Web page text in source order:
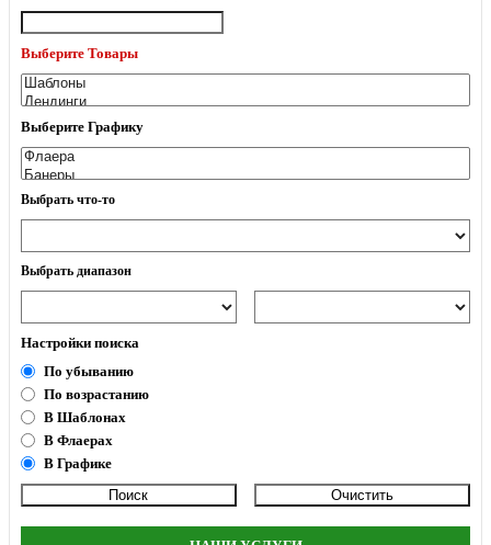
Выберите Товары
Выберите Графику
Выбрать что-то
Выбрать диапазон
Настройки поиска
По убыванию
По возрастанию
В Шаблонах
В Флаерах
В Графике